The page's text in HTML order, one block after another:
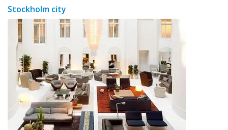
Stockholm city